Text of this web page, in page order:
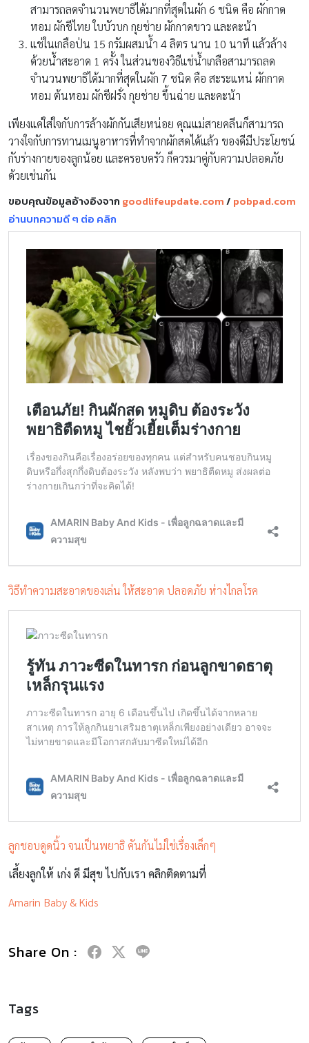
สามารถลดจำนวนพยาธิได้มากที่สุดในผัก 6 ชนิด คือ ผักกาด
หอม ผักชีไทย ใบบัวบก กุยช่าย ผักกาดขาว และคะน้า
แช่ในเกลือป่น 15 กรัมผสมน้ำ 4 ลิตร นาน 10 นาที แล้วล้าง
ด้วยน้ำสะอาด 1 ครั้ง ในส่วนของวิธีแช่น้ำเกลือสามารถลด
จำนวนพยาธิได้มากที่สุดในผัก 7 ชนิด คือ สะระแหน่ ผักกาด
หอม ต้นหอม ผักชีฝรั่ง กุยช่าย ขึ้นฉ่าย และคะน้า
เพียงแค่ใส่ใจกับการล้างผักกันเสียหน่อย คุณแม่สายคลีนก็สามารถ
วางใจกับการทานเมนูอาหารที่ทำจากผักสดได้แล้ว ของดีมีประโยชน์
กับร่างกายของลูกน้อย และครอบครัว ก็ควรมาคู่กับความปลอดภัย
ด้วยเช่นกัน
ขอบคุณข้อมูลอ้างอิงจาก goodlifeupdate.com/ pobpad.com
อ่านบทความดี ๆ ต่อ คลิก
วิธีทำความสะอาดของเล่น ให้สะอาด ปลอดภัย ห่างไกลโรค
ลูกชอบดูดนิ้ว จนเป็นพยาธิ คันก้นไม่ใช่เรื่องเล็กๆ
เลี้ยงลูกให้ เก่ง ดี มีสุข ไปกับเรา คลิกติดตามที่
Amarin Baby & Kids
Share On :
Tags